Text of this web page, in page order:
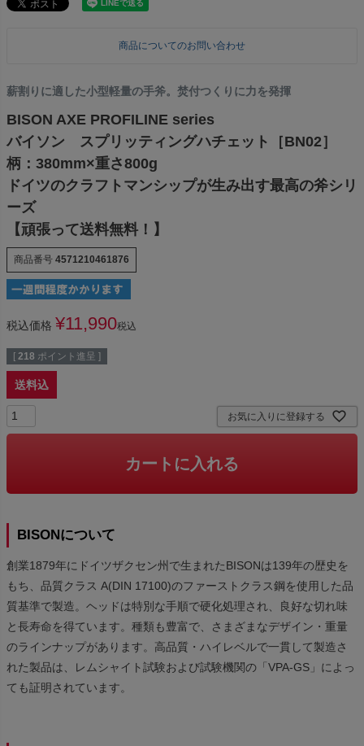
商品についてのお問い合わせ
薪割りに適した小型軽量の手斧。焚付つくりに力を発揮
BISON AXE PROFILINE series
バイソン スプリッティングハチェット［BN02］
柄：380mm×重さ800g
ドイツのクラフトマンシップが生み出す最高の斧シリ
ーズ
【頑張って送料無料！】
商品番号 4571210461876
税込価格 ¥11,990税込
[ 218 ポイント進呈 ]
送料込
お気に入りに登録する
カートに入れる
BISONについて
創業1879年にドイツザクセン州で生まれたBISONは139年の歴史を
もち、品質クラス A(DIN 17100)のファーストクラス鋼を使用した品
質基準で製造。ヘッドは特別な手順で硬化処理され、良好な切れ味
と長寿命を得ています。種類も豊富で、さまざまなデザイン・重量
のラインナップがあります。高品質・ハイレベルで一貫して製造さ
れた製品は、レムシャイト試験および試験機関の「VPA-GS」によっ
ても証明されています。